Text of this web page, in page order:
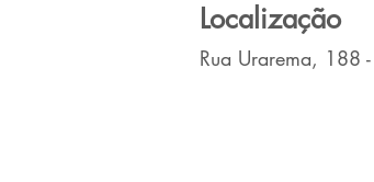
Localização
Rua Urarema, 188